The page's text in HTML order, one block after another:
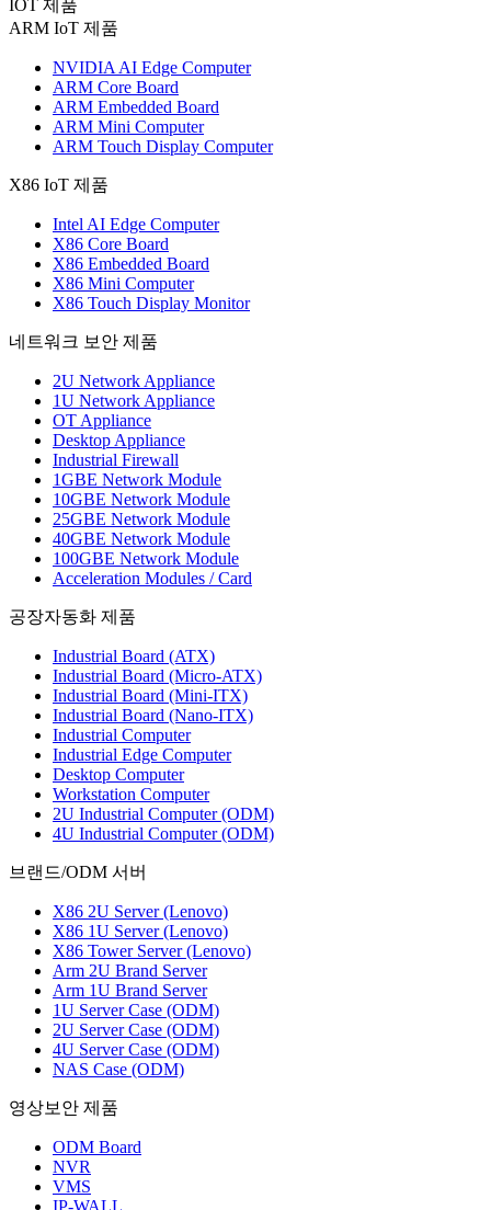
IOT 제품
ARM IoT 제품
NVIDIA AI Edge Computer
ARM Core Board
ARM Embedded Board
ARM Mini Computer
ARM Touch Display Computer
X86 IoT 제품
Intel AI Edge Computer
X86 Core Board
X86 Embedded Board
X86 Mini Computer
X86 Touch Display Monitor
네트워크 보안 제품
2U Network Appliance
1U Network Appliance
OT Appliance
Desktop Appliance
Industrial Firewall
1GBE Network Module
10GBE Network Module
25GBE Network Module
40GBE Network Module
100GBE Network Module
Acceleration Modules / Card
공장자동화 제품
Industrial Board (ATX)
Industrial Board (Micro-ATX)
Industrial Board (Mini-ITX)
Industrial Board (Nano-ITX)
Industrial Computer
Industrial Edge Computer
Desktop Computer
Workstation Computer
2U Industrial Computer (ODM)
4U Industrial Computer (ODM)
브랜드/ODM 서버
X86 2U Server (Lenovo)
X86 1U Server (Lenovo)
X86 Tower Server (Lenovo)
Arm 2U Brand Server
Arm 1U Brand Server
1U Server Case (ODM)
2U Server Case (ODM)
4U Server Case (ODM)
NAS Case (ODM)
영상보안 제품
ODM Board
NVR
VMS
IP-WALL